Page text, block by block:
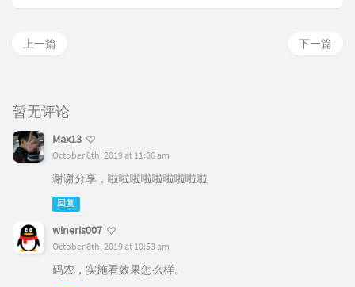
下一篇
上一篇
暂无评论
Max13
October 8th, 2019 at 11:06 am
谢谢分享，啦啦啦啦啦啦啦啦啦
回复
wineris007
October 8th, 2019 at 10:53 am
码农，实施看效果怎么样。